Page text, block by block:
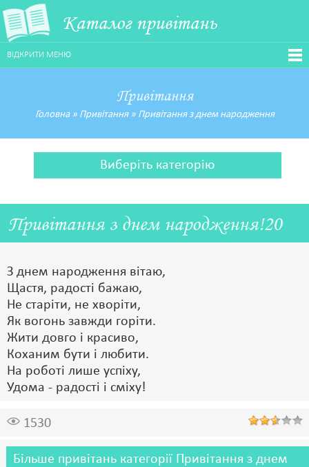
Каталог привітань
ВІДКРИТИ МЕНЮ
Привітання
Головна» Привітання» Привітання з днем народження
Виберіть категорію
Привітання з днем народження!20
З днем народження вітаю,
Щастя, радості бажаю,
Hе старіти, не хворіти,
Як вогонь завжди горіти.
Жити довго і красиво,
Коханим бути і любити.
Hа роботі лише успіху,
Удома - радості і сміху!
1530
Більше привітань категорії Привітання з днем